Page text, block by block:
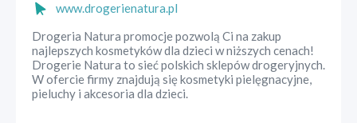
www.drogerienatura.pl
Drogeria Natura promocje pozwolą Ci na zakup
najlepszych kosmetyków dla dzieci w niższych cenach!
Drogerie Natura to sieć polskich sklepów drogeryjnych.
W ofercie firmy znajdują się kosmetyki pielęgnacyjne,
pieluchy i akcesoria dla dzieci.